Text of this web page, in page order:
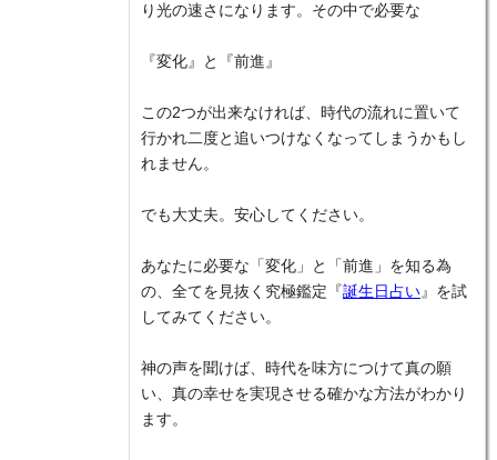
り光の速さになります。その中で必要な
『変化』と『前進』
この2つが出来なければ、時代の流れに置いて
行かれ二度と追いつけなくなってしまうかもし
れません。
でも大丈夫。安心してください。
あなたに必要な「変化」と「前進」を知る為
の、全てを見抜く究極鑑定『誕生日占い 』を試
してみてください。
神の声を聞けば、時代を味方につけて真の願
い、真の幸せを実現させる確かな方法がわかり
ます。